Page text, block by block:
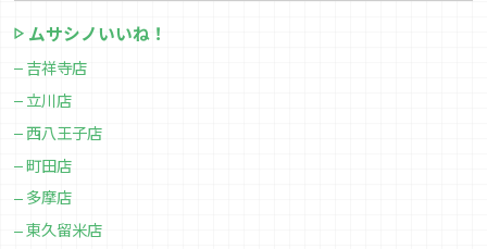
ムサシノいいね！
吉祥寺店
立川店
西八王子店
町田店
多摩店
東久留米店